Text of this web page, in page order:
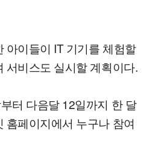
아이들이 IT 기기를 체험할
서비스도 실시할 계획이다.
터 다음달 12일까지 한 달
홈페이지에서 누구나 참여